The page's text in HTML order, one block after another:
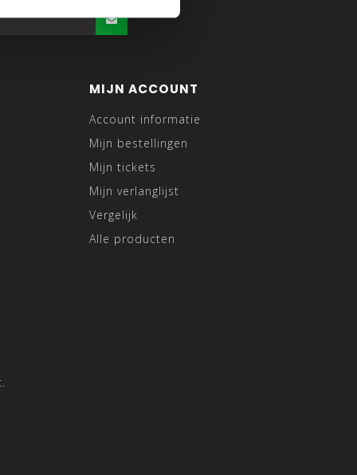
MIJN ACCOUNT
Account informatie
Mijn bestellingen
Mijn tickets
Mijn verlanglijst
Vergelijk
Alle producten